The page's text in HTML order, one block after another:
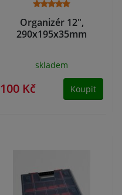
Organizér 12",
290x195x35mm
skladem
100 Kč Koupit